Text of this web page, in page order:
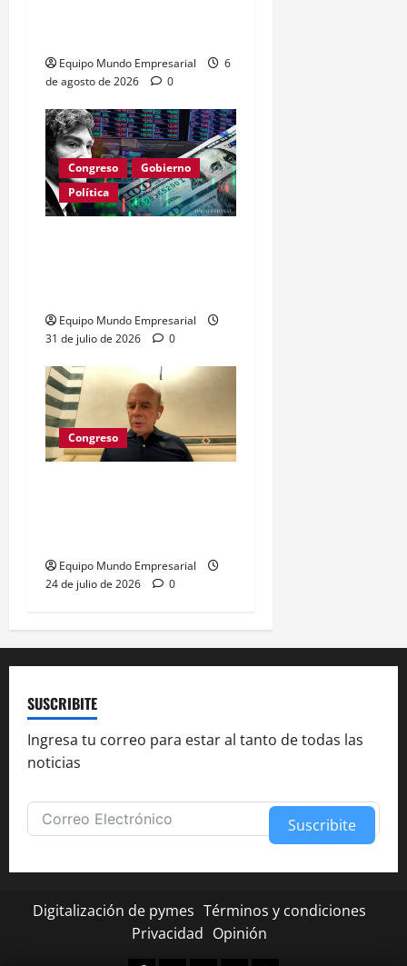
Equipo Mundo Empresarial
6
de agosto de 2026
0
Congreso
Gobierno
Política
Equipo Mundo Empresarial
31 de julio de 2026
0
Congreso
Equipo Mundo Empresarial
24 de julio de 2026
0
SUSCRIBITE
Ingresa tu correo para estar al tanto de todas las
noticias
Suscribite
Digitalización de pymes Términos y condiciones
Privacidad Opinión